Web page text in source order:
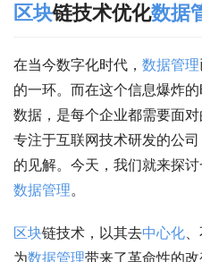
区块链技术优化数据
在当今数字化时代， 数据管理
的一环。而在这个信息爆炸
数据，是每个企业都需要面
专注于互联网技术研发的公
的见解。今天，我们就来探
数据管理。
区块链技术，以其去中心化
为数据管理带来了革命性的